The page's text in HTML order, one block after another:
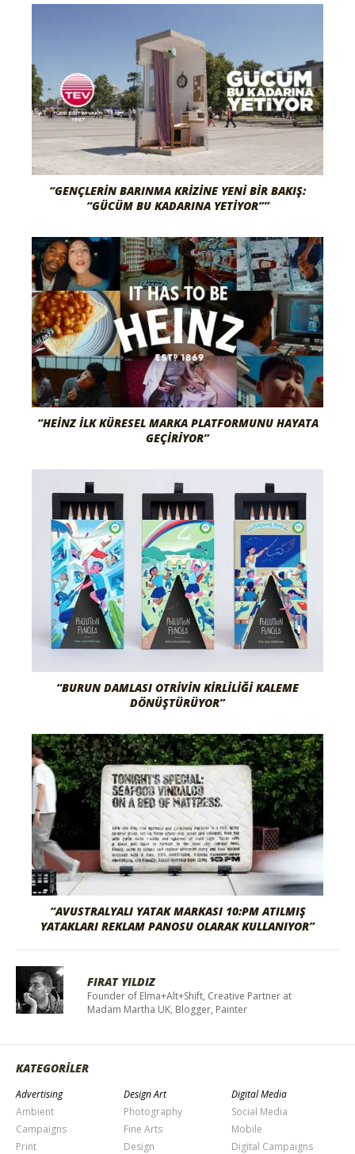
“GENÇLERIN BARINMA KRIZINE YENI BIR BAKIŞ:
“GÜCÜM BU KADARINA YETIYOR””
“HEINZ İLK KÜRESEL MARKA PLATFORMUNU HAYATA
GEÇIRIYOR”
“BURUN DAMLASI OTRIVIN KIRLILIĞI KALEME
DÖNÜŞTÜRÜYOR”
“AVUSTRALYALI YATAK MARKASI 10:PM ATILMIŞ
YATAKLARI REKLAM PANOSU OLARAK KULLANIYOR”
FIRAT YILDIZ
Founder of Elma+Alt+Shift, Creative Partner at
Madam Martha UK, Blogger, Painter
KATEGORİLER
Advertising
Ambient
Campaigns
Print
Design Art
Photography
Fine Arts
Design
Digital Media
Social Media
Mobile
Digital Campaigns